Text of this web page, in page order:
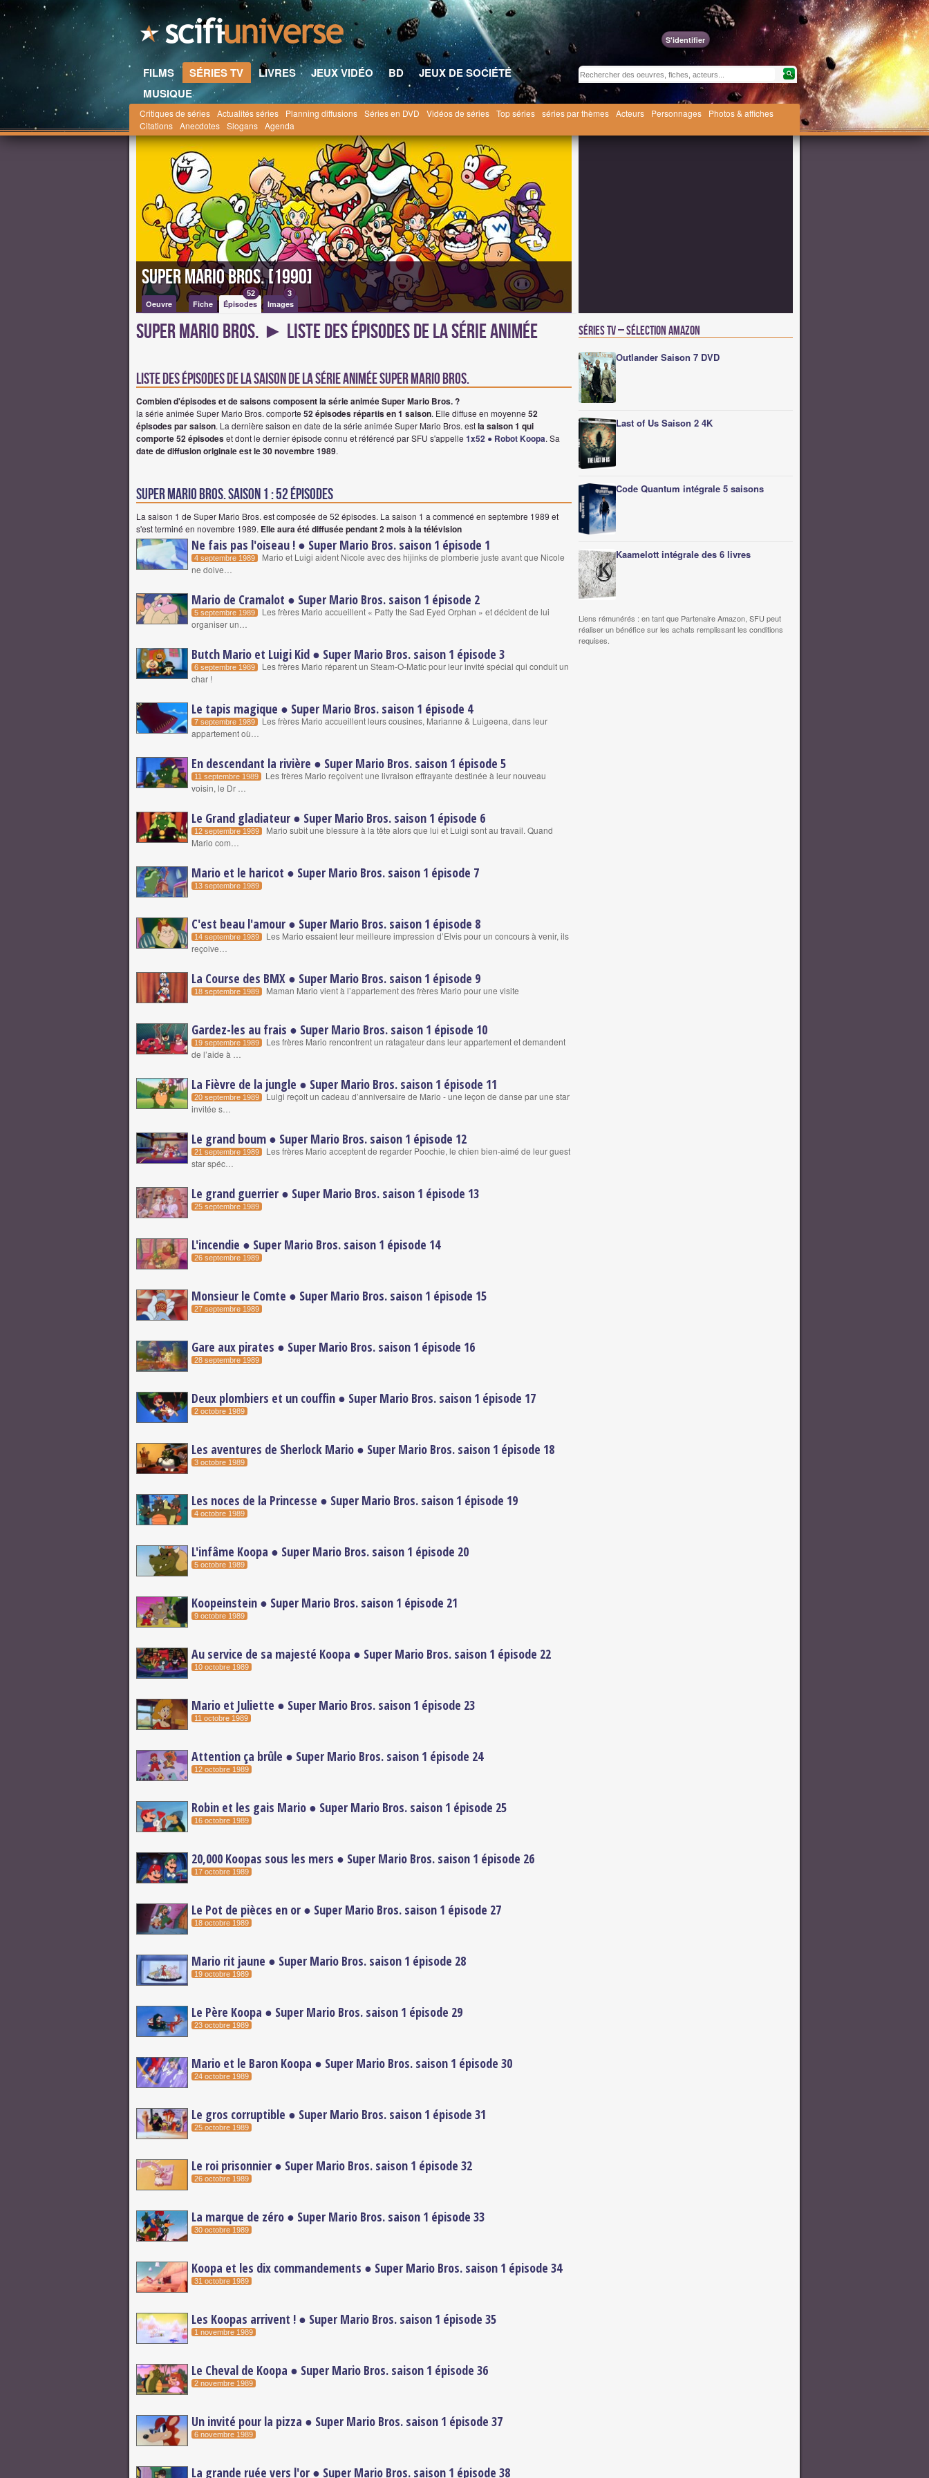
S'identifier
FILMS SÉRIES TV LIVRES JEUX VIDÉO BD
JEUX DE SOCIÉTÉ
MUSIQUE
Critiques de séries Actualités séries Planning diffusions Séries en DVD Vidéos de séries Top séries séries par thèmes Acteurs Personnages
Photos & affiches
Citations Anecdotes Slogans Agenda
Scifi-Universe.com la saga Mario Super Mario
Super Mario Bros. [1990]
Oeuvre Fiche Épisodes
52
Images
3
Super Mario Bros. ► Liste des épisodes de la série animée
Liste des épisodes de la saison de la série animée super mario bros.
Combien d'épisodes et de saisons composent la série animée Super Mario Bros. ?
la série animée Super Mario Bros. comporte 52 épisodes répartis en 1 saison. Elle diffuse en moyenne 52
épisodes par saison. La dernière saison en date de la série animée Super Mario Bros. estla saison 1 qui
comporte 52 épisodeset dont le dernier épisode connu et référencé par SFU s'appelle 1x52 ● Robot Koopa. Sa
date de diffusion originale est le 30 novembre 1989.
super mario bros. saison 1 : 52 épisodes
La saison 1 de Super Mario Bros. est composée de 52 épisodes. La saison 1 a commencé en septembre 1989 et
s'est terminé en novembre 1989. Elle aura été diffusée pendant 2 mois à la télévision
Ne fais pas l'oiseau ! ● Super Mario Bros. saison 1 épisode 1
4 septembre 1989
Mario et Luigi aident Nicole avec des hijinks de plomberie juste avant que Nicole
ne doive…
Mario de Cramalot ● Super Mario Bros. saison 1 épisode 2
5 septembre 1989
Les frères Mario accueillent « Patty the Sad Eyed Orphan » et décident de lui
organiser un…
Butch Mario et Luigi Kid ● Super Mario Bros. saison 1 épisode 3
6 septembre 1989
Les frères Mario réparent un Steam-O-Matic pour leur invité spécial qui conduit un
char !
Le tapis magique ● Super Mario Bros. saison 1 épisode 4
7 septembre 1989
Les frères Mario accueillent leurs cousines, Marianne & Luigeena, dans leur
appartement où…
En descendant la rivière ● Super Mario Bros. saison 1 épisode 5
11 septembre 1989
Les frères Mario reçoivent une livraison effrayante destinée à leur nouveau
voisin, le Dr …
Le Grand gladiateur ● Super Mario Bros. saison 1 épisode 6
12 septembre 1989
Mario subit une blessure à la tête alors que lui et Luigi sont au travail. Quand
Mario com…
Mario et le haricot ● Super Mario Bros. saison 1 épisode 7
13 septembre 1989
C'est beau l'amour ● Super Mario Bros. saison 1 épisode 8
14 septembre 1989
Les Mario essaient leur meilleure impression d’Elvis pour un concours à venir, ils
reçoive…
La Course des BMX ● Super Mario Bros. saison 1 épisode 9
18 septembre 1989 Maman Mario vient à l’appartement des frères Mario pour une visite
Gardez-les au frais ● Super Mario Bros. saison 1 épisode 10
19 septembre 1989
Les frères Mario rencontrent un ratagateur dans leur appartement et demandent
de l’aide à …
La Fièvre de la jungle ● Super Mario Bros. saison 1 épisode 11
20 septembre 1989
Luigi reçoit un cadeau d’anniversaire de Mario - une leçon de danse par une star
invitée s…
Le grand boum ● Super Mario Bros. saison 1 épisode 12
21 septembre 1989
Les frères Mario acceptent de regarder Poochie, le chien bien-aimé de leur guest
star spéc…
Le grand guerrier ● Super Mario Bros. saison 1 épisode 13
25 septembre 1989
L'incendie ● Super Mario Bros. saison 1 épisode 14
26 septembre 1989
Monsieur le Comte ● Super Mario Bros. saison 1 épisode 15
27 septembre 1989
Gare aux pirates ● Super Mario Bros. saison 1 épisode 16
28 septembre 1989
Deux plombiers et un couffin ● Super Mario Bros. saison 1 épisode 17
2 octobre 1989
Les aventures de Sherlock Mario ● Super Mario Bros. saison 1 épisode 18
3 octobre 1989
Les noces de la Princesse ● Super Mario Bros. saison 1 épisode 19
4 octobre 1989
L'infâme Koopa ● Super Mario Bros. saison 1 épisode 20
5 octobre 1989
Koopeinstein ● Super Mario Bros. saison 1 épisode 21
9 octobre 1989
Au service de sa majesté Koopa ● Super Mario Bros. saison 1 épisode 22
10 octobre 1989
Mario et Juliette ● Super Mario Bros. saison 1 épisode 23
11 octobre 1989
Attention ça brûle ● Super Mario Bros. saison 1 épisode 24
12 octobre 1989
Robin et les gais Mario ● Super Mario Bros. saison 1 épisode 25
16 octobre 1989
20,000 Koopas sous les mers ● Super Mario Bros. saison 1 épisode 26
17 octobre 1989
Le Pot de pièces en or ● Super Mario Bros. saison 1 épisode 27
18 octobre 1989
Mario rit jaune ● Super Mario Bros. saison 1 épisode 28
19 octobre 1989
Le Père Koopa ● Super Mario Bros. saison 1 épisode 29
23 octobre 1989
Mario et le Baron Koopa ● Super Mario Bros. saison 1 épisode 30
24 octobre 1989
Le gros corruptible ● Super Mario Bros. saison 1 épisode 31
25 octobre 1989
Le roi prisonnier ● Super Mario Bros. saison 1 épisode 32
26 octobre 1989
La marque de zéro ● Super Mario Bros. saison 1 épisode 33
30 octobre 1989
Koopa et les dix commandements ● Super Mario Bros. saison 1 épisode 34
31 octobre 1989
Les Koopas arrivent ! ● Super Mario Bros. saison 1 épisode 35
1 novembre 1989
Le Cheval de Koopa ● Super Mario Bros. saison 1 épisode 36
2 novembre 1989
Un invité pour la pizza ● Super Mario Bros. saison 1 épisode 37
6 novembre 1989
La grande ruée vers l'or ● Super Mario Bros. saison 1 épisode 38
Séries TV – Sélection Amazon
Outlander Saison 7 DVD
Last of Us Saison 2 4K
Code Quantum intégrale 5 saisons
Kaamelott intégrale des 6 livres
Liens rémunérés : en tant que Partenaire Amazon, SFU peut
réaliser un bénéfice sur les achats remplissant les conditions
requises.